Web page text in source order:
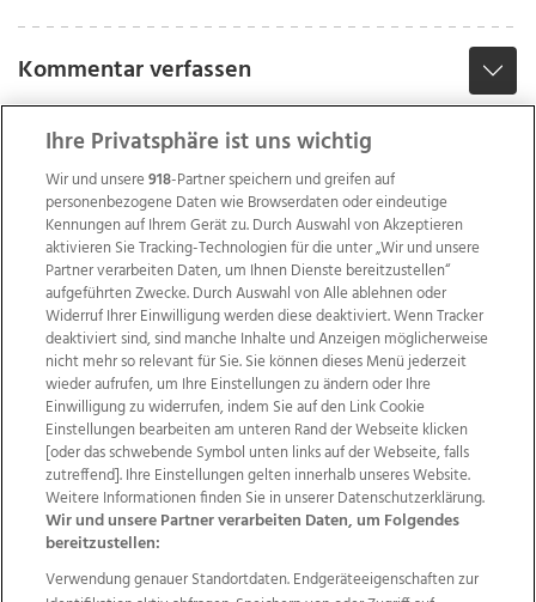
Kommentar verfassen
Wir über uns Mediadaten Kontakt
Jobs
Datenschutz
Impressum
AGB Anzeigekunden
AGB Website
Ehrenkodex Politische Werbung
Weitere Angebote des Medienhauses Wimmer
Ihre Privatsphäre ist uns wichtig
Wir und unsere918-Partner speichern und greifen auf
personenbezogene Daten wie Browserdaten oder eindeutige
Kennungen auf Ihrem Gerät zu. Durch Auswahl von Akzeptieren
aktivieren Sie Tracking-Technologien für die unter „Wir und unsere
Partner verarbeiten Daten, um Ihnen Dienste bereitzustellen“
aufgeführten Zwecke. Durch Auswahl von Alle ablehnen oder
Widerruf Ihrer Einwilligung werden diese deaktiviert. Wenn Tracker
deaktiviert sind, sind manche Inhalte und Anzeigen möglicherweise
nicht mehr so relevant für Sie. Sie können dieses Menü jederzeit
wieder aufrufen, um Ihre Einstellungen zu ändern oder Ihre
Einwilligung zu widerrufen, indem Sie auf den Link Cookie
Einstellungen bearbeiten am unteren Rand der Webseite klicken
[oder das schwebende Symbol unten links auf der Webseite, falls
zutreffend]. Ihre Einstellungen gelten innerhalb unseres Website.
Weitere Informationen finden Sie in unserer Datenschutzerklärung.
Wir und unsere Partner verarbeiten Daten, um Folgendes
bereitzustellen:
Verwendung genauer Standortdaten. Endgeräteeigenschaften zur